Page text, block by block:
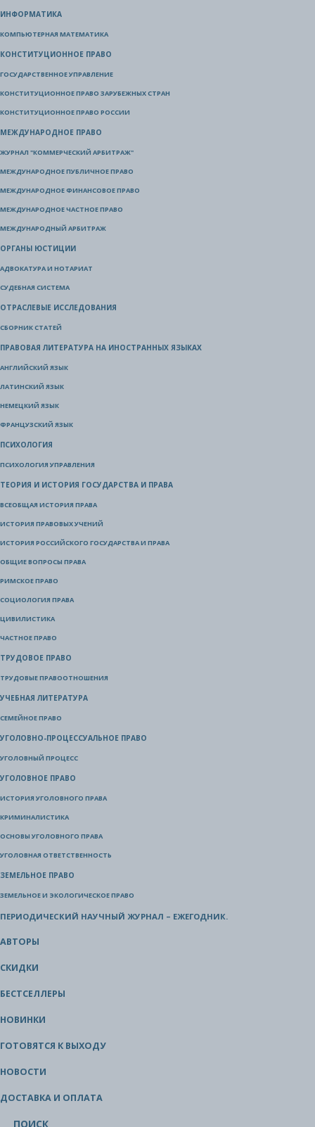
ИНФОРМАТИКА
КОМПЬЮТЕРНАЯ МАТЕМАТИКА
КОНСТИТУЦИОННОЕ ПРАВО
ГОСУДАРСТВЕННОЕ УПРАВЛЕНИЕ
КОНСТИТУЦИОННОЕ ПРАВО ЗАРУБЕЖНЫХ СТРАН
КОНСТИТУЦИОННОЕ ПРАВО РОССИИ
МЕЖДУНАРОДНОЕ ПРАВО
ЖУРНАЛ "КОММЕРЧЕСКИЙ АРБИТРАЖ"
МЕЖДУНАРОДНОЕ ПУБЛИЧНОЕ ПРАВО
МЕЖДУНАРОДНОЕ ФИНАНСОВОЕ ПРАВО
МЕЖДУНАРОДНОЕ ЧАСТНОЕ ПРАВО
МЕЖДУНАРОДНЫЙ АРБИТРАЖ
ОРГАНЫ ЮСТИЦИИ
АДВОКАТУРА И НОТАРИАТ
СУДЕБНАЯ СИСТЕМА
ОТРАСЛЕВЫЕ ИССЛЕДОВАНИЯ
СБОРНИК СТАТЕЙ
ПРАВОВАЯ ЛИТЕРАТУРА НА ИНОСТРАННЫХ ЯЗЫКАХ
АНГЛИЙСКИЙ ЯЗЫК
ЛАТИНСКИЙ ЯЗЫК
НЕМЕЦКИЙ ЯЗЫК
ФРАНЦУЗСКИЙ ЯЗЫК
ПСИХОЛОГИЯ
ПСИХОЛОГИЯ УПРАВЛЕНИЯ
ТЕОРИЯ И ИСТОРИЯ ГОСУДАРСТВА И ПРАВА
ВСЕОБЩАЯ ИСТОРИЯ ПРАВА
ИСТОРИЯ ПРАВОВЫХ УЧЕНИЙ
ИСТОРИЯ РОССИЙСКОГО ГОСУДАРСТВА И ПРАВА
ОБЩИЕ ВОПРОСЫ ПРАВА
РИМСКОЕ ПРАВО
СОЦИОЛОГИЯ ПРАВА
ЦИВИЛИСТИКА
ЧАСТНОЕ ПРАВО
ТРУДОВОЕ ПРАВО
ТРУДОВЫЕ ПРАВООТНОШЕНИЯ
УЧЕБНАЯ ЛИТЕРАТУРА
СЕМЕЙНОЕ ПРАВО
УГОЛОВНО-ПРОЦЕССУАЛЬНОЕ ПРАВО
УГОЛОВНЫЙ ПРОЦЕСС
УГОЛОВНОЕ ПРАВО
ИСТОРИЯ УГОЛОВНОГО ПРАВА
КРИМИНАЛИСТИКА
ОСНОВЫ УГОЛОВНОГО ПРАВА
УГОЛОВНАЯ ОТВЕТСТВЕННОСТЬ
ЗЕМЕЛЬНОЕ ПРАВО
ЗЕМЕЛЬНОЕ И ЭКОЛОГИЧЕСКОЕ ПРАВО
ПЕРИОДИЧЕСКИЙ НАУЧНЫЙ ЖУРНАЛ – ЕЖЕГОДНИК.
АВТОРЫ
СКИДКИ
БЕСТСЕЛЛЕРЫ
НОВИНКИ
ГОТОВЯТСЯ К ВЫХОДУ
НОВОСТИ
ДОСТАВКА И ОПЛАТА
ПОИСК